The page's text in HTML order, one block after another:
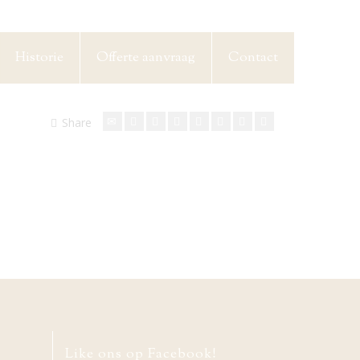
Historie Offerte aanvraag Contact
Share
Like ons op Facebook!